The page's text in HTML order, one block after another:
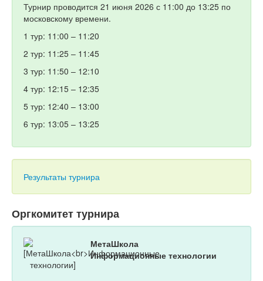
Турнир проводится 21 июня 2026 с 11:00 до 13:25 по
московскому времени.
1 тур: 11:00 – 11:20
2 тур: 11:25 – 11:45
3 тур: 11:50 – 12:10
4 тур: 12:15 – 12:35
5 тур: 12:40 – 13:00
6 тур: 13:05 – 13:25
Результаты турнира
Оргкомитет турнира
МетаШкола
Информационные технологии